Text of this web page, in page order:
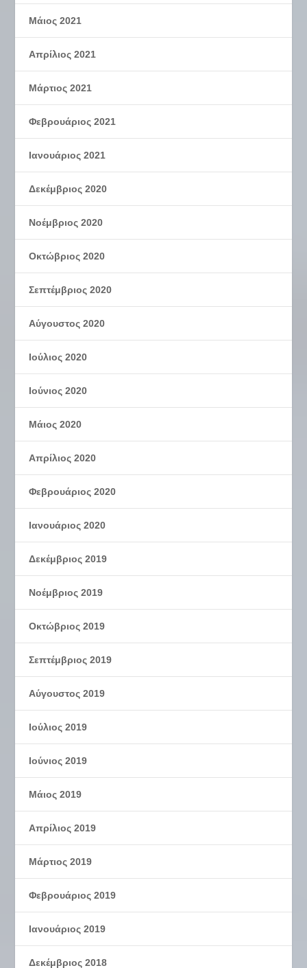
Μάιος 2021
Απρίλιος 2021
Μάρτιος 2021
Φεβρουάριος 2021
Ιανουάριος 2021
Δεκέμβριος 2020
Νοέμβριος 2020
Οκτώβριος 2020
Σεπτέμβριος 2020
Αύγουστος 2020
Ιούλιος 2020
Ιούνιος 2020
Μάιος 2020
Απρίλιος 2020
Φεβρουάριος 2020
Ιανουάριος 2020
Δεκέμβριος 2019
Νοέμβριος 2019
Οκτώβριος 2019
Σεπτέμβριος 2019
Αύγουστος 2019
Ιούλιος 2019
Ιούνιος 2019
Μάιος 2019
Απρίλιος 2019
Μάρτιος 2019
Φεβρουάριος 2019
Ιανουάριος 2019
Δεκέμβριος 2018